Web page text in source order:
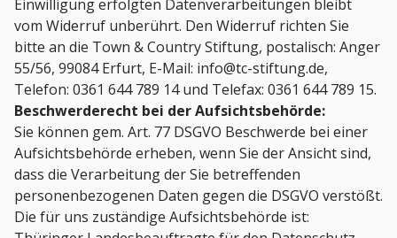
Einwilligung erfolgten Datenverarbeitungen bleibt
vom Widerruf unberührt. Den Widerruf richten Sie
bitte an die Town & Country Stiftung, postalisch: Anger
55/56, 99084 Erfurt, E-Mail: info@tc-stiftung.de,
Telefon: 0361 644 789 14 und Telefax: 0361 644 789 15.
Beschwerderecht bei der Aufsichtsbehörde:
Sie können gem. Art. 77 DSGVO Beschwerde bei einer
Aufsichtsbehörde erheben, wenn Sie der Ansicht sind,
dass die Verarbeitung der Sie betreffenden
personenbezogenen Daten gegen die DSGVO verstößt.
Die für uns zuständige Aufsichtsbehörde ist: